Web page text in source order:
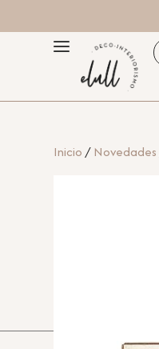
Inicio /Novedades